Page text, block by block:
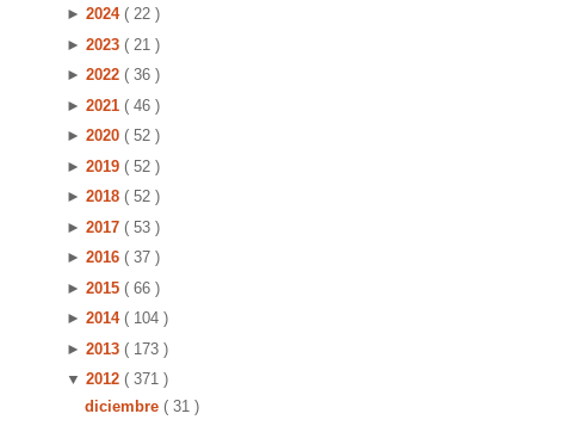
► 2024 ( 22 )
► 2023 ( 21 )
► 2022 ( 36 )
► 2021 ( 46 )
► 2020 ( 52 )
► 2019 ( 52 )
► 2018 ( 52 )
► 2017 ( 53 )
► 2016 ( 37 )
► 2015 ( 66 )
► 2014 ( 104 )
► 2013 ( 173 )
▼ 2012 ( 371 )
diciembre ( 31 )